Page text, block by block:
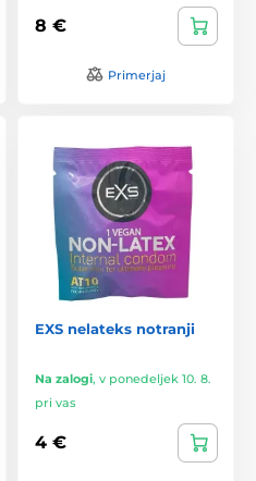
8 €
Primerjaj
EXS nelateks notranji
Na zalogi, v ponedeljek 10. 8.
pri vas
4 €